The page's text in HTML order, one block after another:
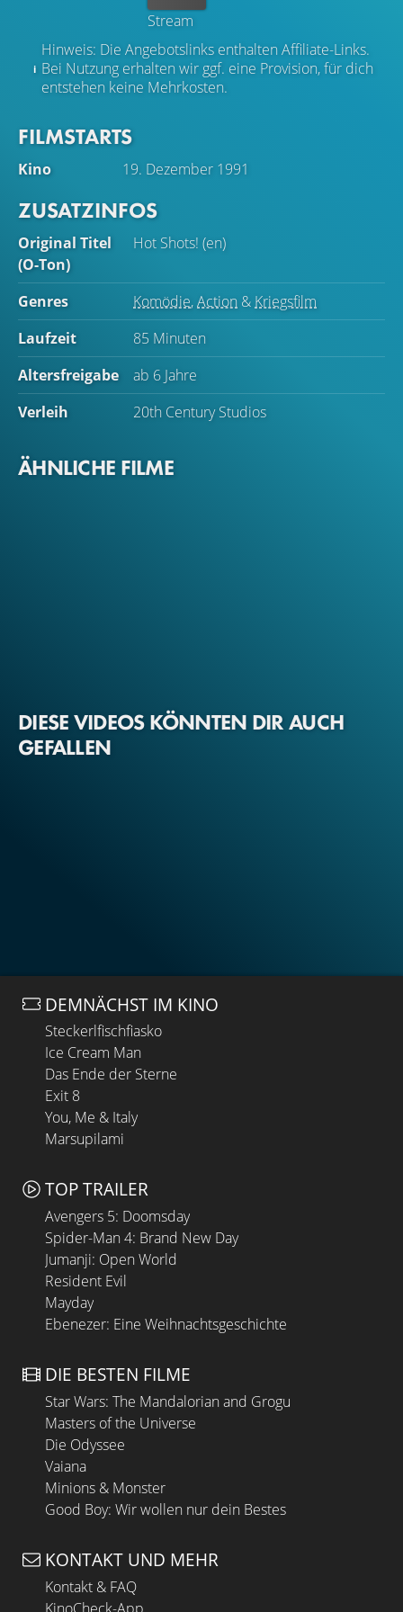
Stream
Hinweis: Die Angebotslinks enthalten Affiliate-Links.
Bei Nutzung erhalten wir ggf. eine Provision, für dich
entstehen keine Mehrkosten.
FILMSTARTS
Kino 19. Dezember 1991
ZUSATZINFOS
Original Titel
(O-Ton)
Hot Shots! (en)
Genres Komödie,Action & Kriegsfilm
Laufzeit
85 Minuten
Altersfreigabe
ab 6 Jahre
Verleih
20th Century Studios
ÄHNLICHE FILME
DIESE VIDEOS KÖNNTEN DIR AUCH
GEFALLEN
DEMNÄCHST IM KINO
Steckerlfischfiasko
Ice Cream Man
Das Ende der Sterne
Exit 8
You, Me & Italy
Marsupilami
TOP TRAILER
Avengers 5: Doomsday
Spider-Man 4: Brand New Day
Jumanji: Open World
Resident Evil
Mayday
Ebenezer: Eine Weihnachtsgeschichte
DIE BESTEN FILME
Star Wars: The Mandalorian and Grogu
Masters of the Universe
Die Odyssee
Vaiana
Minions & Monster
Good Boy: Wir wollen nur dein Bestes
KONTAKT UND MEHR
Kontakt & FAQ
KinoCheck-App